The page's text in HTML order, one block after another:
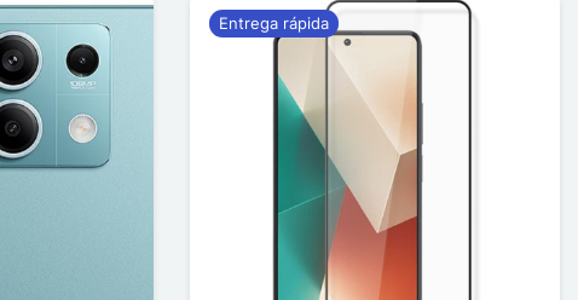
Entrega rápida